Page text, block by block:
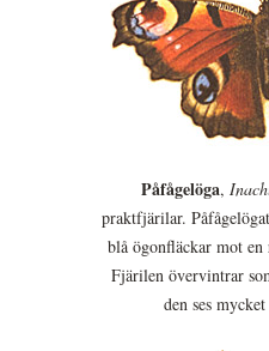
Påfågelöga,
praktfjärilar.
blå ögonfläckar mot
Fjärilen övervintrar
den ses